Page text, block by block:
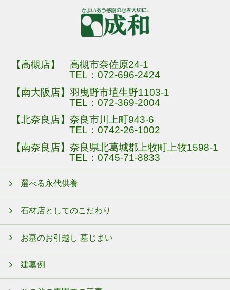
【高槻店】 高槻市奈佐原24-1
TEL：072-696-2424
【南大阪店】羽曳野市埴生野1103-1
TEL：072-369-2004
【北奈良店】奈良市川上町943-6
TEL：0742-26-1002
【南奈良店】奈良県北葛城郡上牧町上牧1598-1
TEL：0745-71-8833
選べる永代供養
石材店としてのこだわり
お墓のお引越し 墓じまい
建墓例